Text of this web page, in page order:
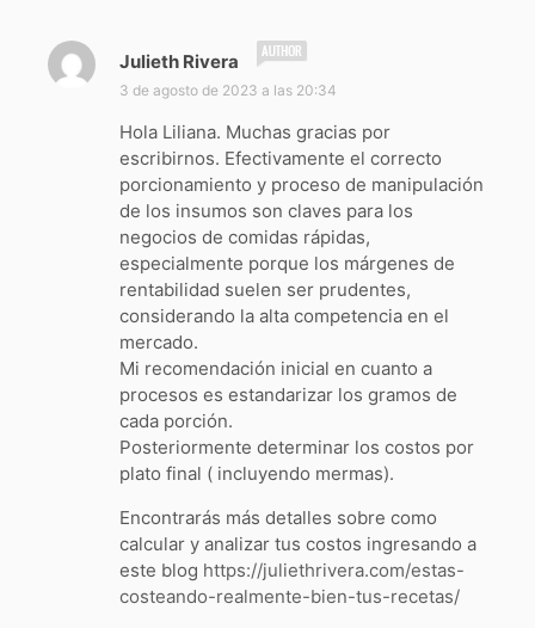
Julieth Rivera
i
e
:
3 de agosto de 2023 a las 20:34
Hola Liliana. Muchas gracias por
escribirnos. Efectivamente el correcto
porcionamiento y proceso de manipulación
de los insumos son claves para los
negocios de comidas rápidas,
especialmente porque los márgenes de
rentabilidad suelen ser prudentes,
considerando la alta competencia en el
mercado.
Mi recomendación inicial en cuanto a
procesos es estandarizar los gramos de
cada porción.
Posteriormente determinar los costos por
plato final ( incluyendo mermas).
Encontrarás más detalles sobre como
calcular y analizar tus costos ingresando a
este blog https://juliethrivera.com/estas-
costeando-realmente-bien-tus-recetas/